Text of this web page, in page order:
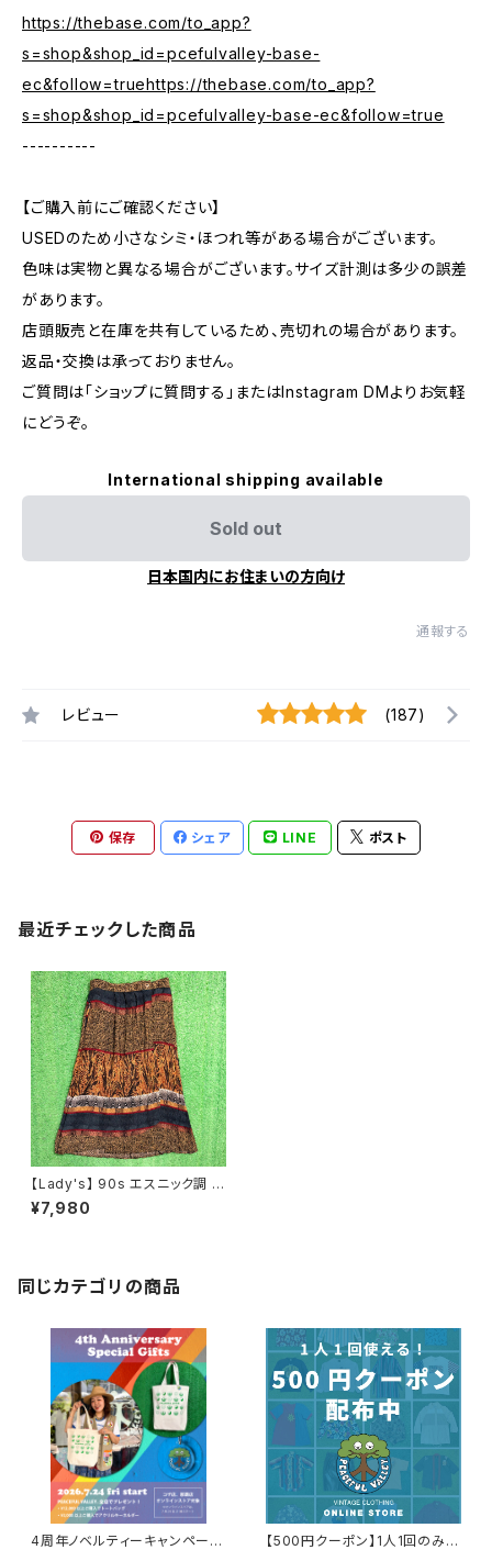
https://thebase.com/to_app?
s=shop&shop_id=pcefulvalley-base-
ec&follow=truehttps://thebase.com/to_app?
s=shop&shop_id=pcefulvalley-base-ec&follow=true
----------
【ご購入前にご確認ください】
USEDのため小さなシミ・ほつれ等がある場合がございます。
色味は実物と異なる場合がございます。サイズ計測は多少の誤差
があります。
店頭販売と在庫を共有しているため、売切れの場合があります。
返品・交換は承っておりません。
ご質問は「ショップに質問する」またはInstagram DMよりお気軽
にどうぞ。
International shipping available
Sold out
日本国内にお住まいの方向け
通報する
レビュー (187)
保存 シェア LINE ポスト
最近チェックした商品
【Lady's】 90s エスニック調 レ
ーヨン スカート / アメリカ製 U
SA製 90年代 レディース 総柄
¥7,980
同じカテゴリの商品
4周年ノベルティーキャンペーン
【500円クーポン】1人1回のみご